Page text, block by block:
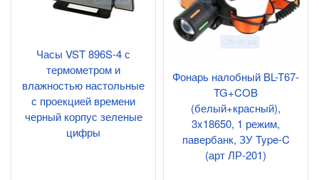
Часы VST 896S-4 с
термометром и
влажностью настольные
с проекцией времени
черный корпус зеленые
цифры
Фонарь налобный BL-T67-
TG+COB
(белый+красный),
3x18650, 1 режим,
павербанк, ЗУ Type-C
(арт ЛР-201)